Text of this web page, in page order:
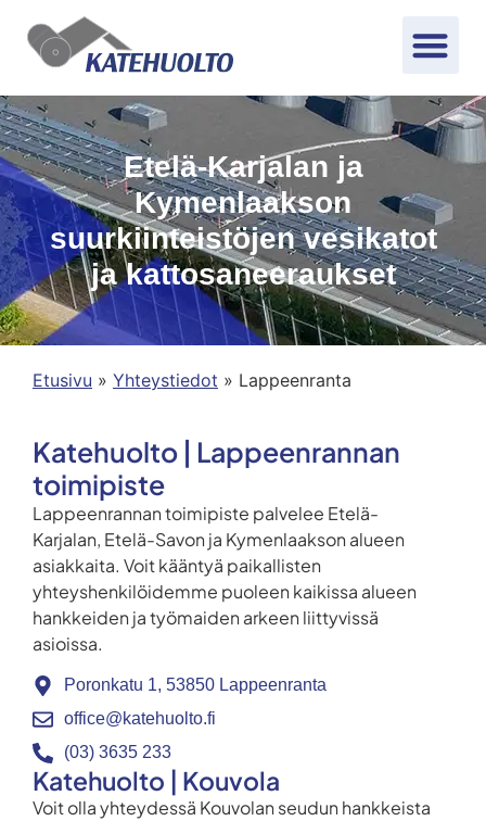
Etelä-Karjalan ja
Kymenlaakson
suurkiinteistöjen vesikatot
ja kattosaneeraukset
Etusivu » Yhteystiedot » Lappeenranta
Katehuolto | Lappeenrannan
toimipiste
Lappeenrannan toimipiste palvelee Etelä-
Karjalan, Etelä-Savon ja Kymenlaakson alueen
asiakkaita. Voit kääntyä paikallisten
yhteyshenkilöidemme puoleen kaikissa alueen
hankkeiden ja työmaiden arkeen liittyvissä
asioissa.
Poronkatu 1, 53850 Lappeenranta
office@katehuolto.fi
(03) 3635 233
Katehuolto | Kouvola
Voit olla yhteydessä Kouvolan seudun hankkeista